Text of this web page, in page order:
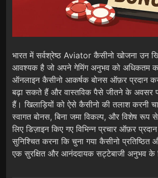
भारत में सर्वश्रेष्ठ Aviator कैसीनो खोजना उन
आवश्यक है जो अपने गेमिंग अनुभव को अधिकतम
ऑनलाइन कैसीनो आकर्षक बोनस ऑफ़र प्रदान
बढ़ा सकते हैं और वास्तविक पैसे जीतने के अवसर
हैं। खिलाड़ियों को ऐसे कैसीनो की तलाश करनी
स्वागत बोनस, बिना जमा विकल्प, और विशेष
लिए डिज़ाइन किए गए विभिन्न प्रचार ऑफ़र
सुनिश्चित करना कि चुना गया कैसीनो प्रतिष्ठित
एक सुरक्षित और आनंददायक सट्टेबाजी अनुभव के